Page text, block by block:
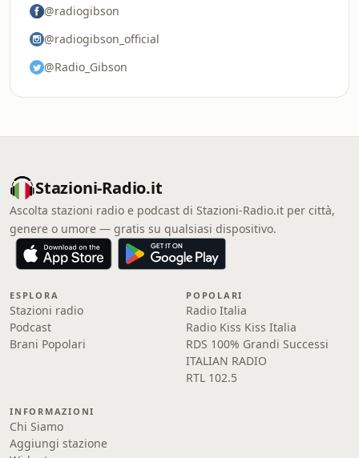
@radiogibson
@radiogibson_official
@Radio_Gibson
Stazioni-Radio.it
Ascolta stazioni radio e podcast di Stazioni-Radio.it per città,
genere o umore — gratis su qualsiasi dispositivo.
ESPLORA
Stazioni radio
Podcast
Brani Popolari
POPOLARI
Radio Italia
Radio Kiss Kiss Italia
RDS 100% Grandi Successi
ITALIAN RADIO
RTL 102.5
INFORMAZIONI
Chi Siamo
Aggiungi stazione